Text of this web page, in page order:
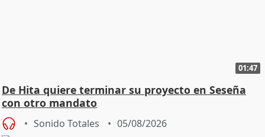
01:47
De Hita quiere terminar su proyecto en Seseña
con otro mandato
Sonido Totales 05/08/2026